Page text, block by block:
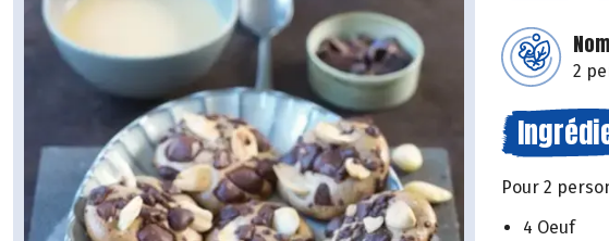
2
Pour 2
4 Oeuf